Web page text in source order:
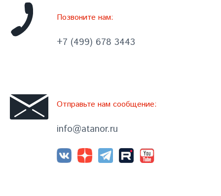
Позвоните нам:
+7 (499) 678 3443
Отправьте нам сообщение:
info@atanor.ru